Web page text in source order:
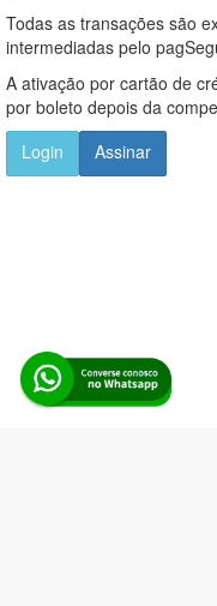
Todas as transações são
intermediadas pelo
A ativação por cartão de
por boleto depois da
Login
Assinar